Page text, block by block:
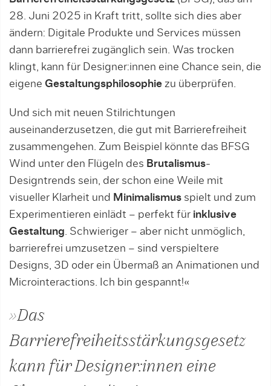
28. Juni 2025 in Kraft tritt, sollte sich dies aber
ändern: Digitale Produkte und Services müssen
dann barrierefrei zugänglich sein. Was trocken
klingt, kann für Designer:innen eine Chance sein, die
eigene Gestaltungsphilosophie zu überprüfen.
Und sich mit neuen Stilrichtungen
auseinanderzusetzen, die gut mit Barrierefreiheit
zusammengehen. Zum Beispiel könnte das BFSG
Wind unter den Flügeln des Brutalismus-
Designtrends sein, der schon eine Weile mit
visueller Klarheit und Minimalismus spielt und zum
Experimentieren einlädt – perfekt für inklusive
Gestaltung. Schwieriger – aber nicht unmöglich,
barrierefrei umzusetzen – sind verspieltere
Designs, 3D oder ein Übermaß an Animationen und
Microinteractions. Ich bin gespannt!«
»Das
Barrierefreiheitsstärkungsgesetz
kann für Designer:innen eine